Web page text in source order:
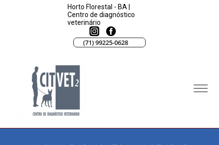
Horto Florestal - BA |
Centro de diagnóstico
veterinário
(71) 99225-0628